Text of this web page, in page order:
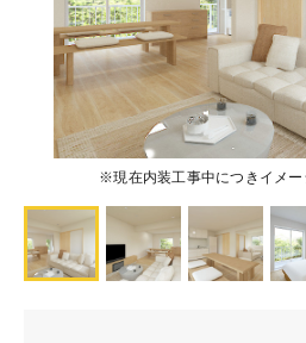
※現在内装工事中につきイメー